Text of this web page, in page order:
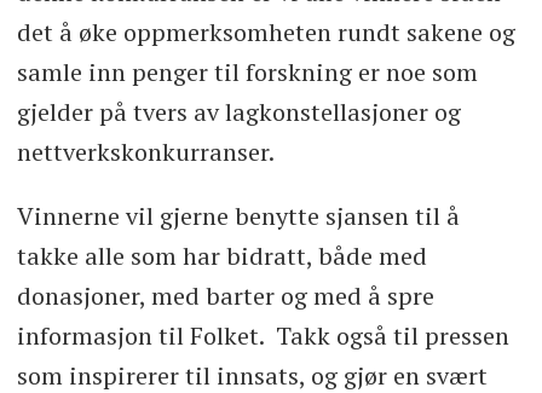
det å øke oppmerksomheten rundt sakene og
samle inn penger til forskning er noe som
gjelder på tvers av lagkonstellasjoner og
nettverkskonkurranser.
Vinnerne vil gjerne benytte sjansen til å
takke alle som har bidratt, både med
donasjoner, med barter og med å spre
informasjon til Folket. Takk også til pressen
som inspirerer til innsats, og gjør en svært